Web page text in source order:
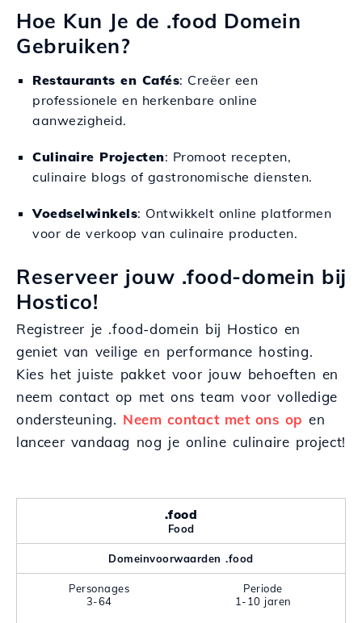
Hoe Kun Je de .food Domein
Gebruiken?
Restaurants en Cafés: Creëer een
professionele en herkenbare online
aanwezigheid.
Culinaire Projecten: Promoot recepten,
culinaire blogs of gastronomische diensten.
Voedselwinkels: Ontwikkelt online platformen
voor de verkoop van culinaire producten.
Reserveer jouw .food-domein bij
Hostico!
Registreer je .food-domein bij Hostico en
geniet van veilige en performance hosting.
Kies het juiste pakket voor jouw behoeften en
neem contact op met ons team voor volledige
ondersteuning. Neem contact met ons op en
lanceer vandaag nog je online culinaire project!
.food
Food
Domeinvoorwaarden .food
Personages
3-64
Periode
1-10 jaren